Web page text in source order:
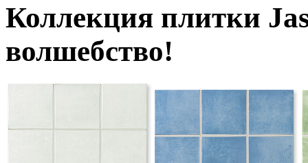
Коллекция плитки
волшебство!